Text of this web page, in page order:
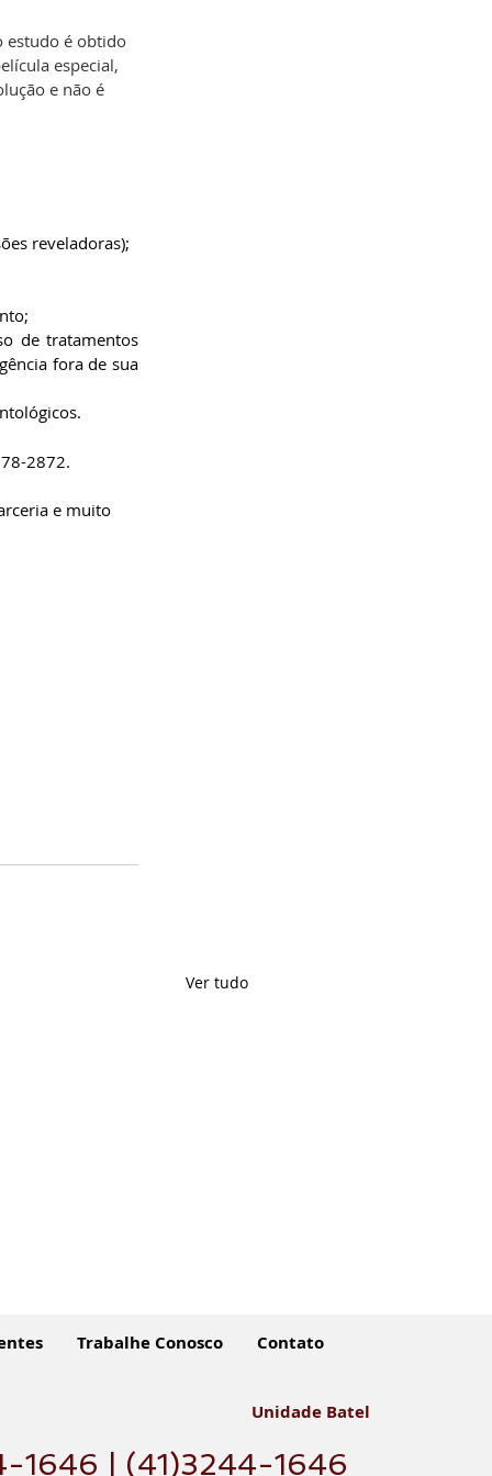
estudo é obtido
especial,
e não é
reveladoras);
de tratamentos
fora de sua
2872.
e muito
Ver tudo
Trabalhe Conosco Contato
Unidade Batel
1646 | (41)3244-1646